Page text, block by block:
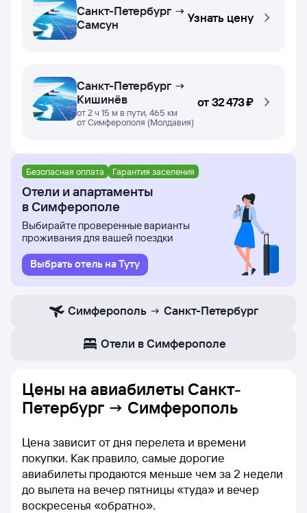
Санкт-Петербург →
Самсун
Узнать цену
Санкт-Петербург →
Кишинёв
от 2 ч 15 м в пути, 465 км
от Симферополя (Молдавия)
от32 ⁠473 ⁠₽
Безопасная оплата Гарантия заселения
Отели и апартаменты
в Симферополе
Выбирайте проверенные варианты
проживания для вашей поездки
Выбрать отель на Туту
Симферополь Санкт-Петербург
Отели в Симферополе
Цены на авиабилеты Санкт-
Петербург → Симферополь
Цена зависит от дня перелета и времени
покупки. Как правило, самые дорогие
авиабилеты продаются меньше чем за 2 недели
до вылета на вечер пятницы «туда» и вечер
воскресенья «обратно».